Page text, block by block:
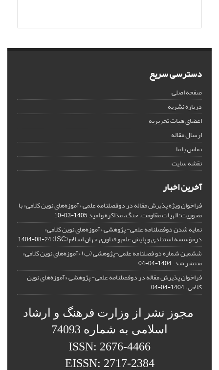
دسترسی سریع
صفحه اصلی
درباره نشریه
اعضای هیات تحریریه
ارسال مقاله
تماس با ما
نقشه سایت
آخرین اخبار
فراخوان ویژه پذیرش مقاله در دوفصلنامه علمی «آموزه‌های نوین کلامی» با
محوریت: الهیات مقاومت، جنگ، مذاکره و امید1405-03-10
نمایه شدن دوفصلنامه علمی- پژوهشی «آموزه‌های نوین کلامی»
درمؤسسه استنادی و پایش علم و فناوری جهان اسلام (ISC) 1404-08-24
ششمین شماره دو فصلنامه علمی-پژوهشی (ب) «آموزه‌های نوین کلامی»
منتشر شد.1404-04-04
فراخوان پذیرش مقاله در دوفصلنامه علمی- پژوهشی «آموزه‌های نوین
کلامی»1404-04-04
مجوز نشر از وزارت فرهنگ و ارشاد
اسلامی به شماره 74093
ISSN: 2676-4466
EISSN: 2717-2384